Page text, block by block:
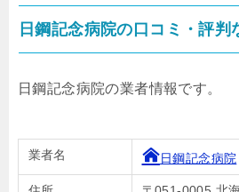
日鋼記念病院の口コミ・評判
日鋼記念病院の業者情報です。
業者名 日鋼記念病院